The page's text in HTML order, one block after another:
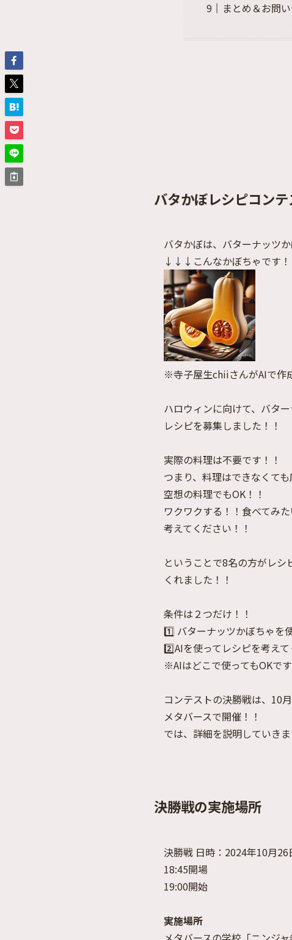
まとめ＆お問
バタかぼレシピコンテ
バタかぼは、バターナッツか
↓↓↓こんなかぼちゃです！
※寺子屋生chiiさんがAIで作
ハロウィンに向けて、バタ
レシピを募集しました！！
実際の料理は不要です！！
つまり、料理はできなくても
空想の料理でもOK！！
ワクワクする！！食べてみ
考えてください！！
ということで8名の方がレシ
くれました！！
条件は２つだけ！！
1️⃣ バターナッツかぼちゃを
2️⃣AIを使ってレシピを考え
※AIはどこで使ってもOKで
コンテストの決勝戦は、10
メタバースで開催！！
では、詳細を説明していきま
決勝戦の実施場所
決勝戦 日時：2024年10月26
18:45開場
19:00開始
実施場所